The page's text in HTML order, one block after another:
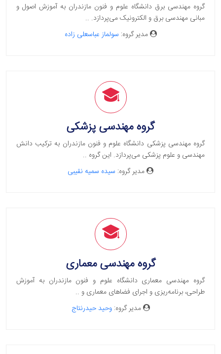
گروه مهندسی برق دانشگاه علوم و فنون مازندران به آموزش اصول و
مبانی مهندسی برق و الکترونیک می‌پردازد. ..
مدیر گروه: سولماز عباسعلی زاده
گروه مهندسی پزشکی
گروه مهندسی پزشکی دانشگاه علوم و فنون مازندران به ترکیب دانش
مهندسی و علوم پزشکی می‌پردازد. این گروه ..
مدیر گروه: سیده سمیه نقیبی
گروه مهندسی معماری
گروه مهندسی معماری دانشگاه علوم و فنون مازندران به آموزش
طراحی، برنامه‌ریزی و اجرای فضاهای معماری و ..
مدیر گروه:وحید حیدرنتاج